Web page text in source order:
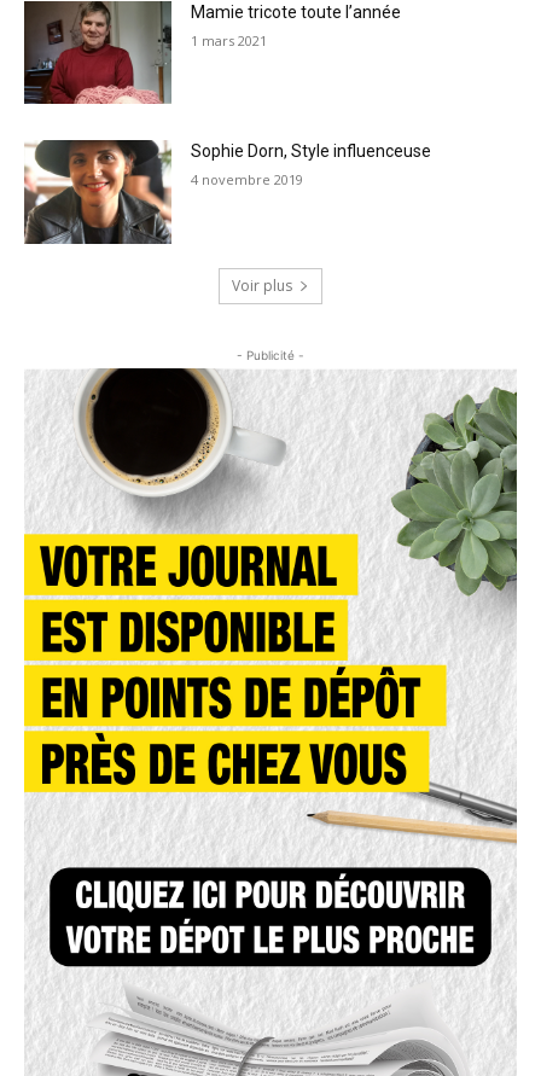
Mamie tricote toute l’année
1 mars 2021
Sophie Dorn, Style influenceuse
4 novembre 2019
Voir plus
- Publicité -